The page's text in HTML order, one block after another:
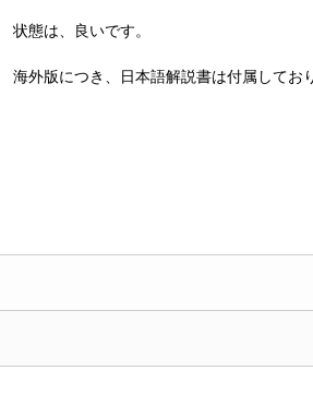
状態は、良いです。
海外版につき、日本語解説書は付属してお